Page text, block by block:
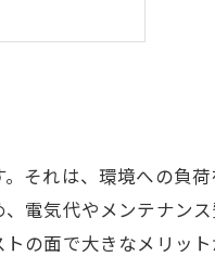
それは、環境への負
電気代やメンテナン
の面で大きなメリッ